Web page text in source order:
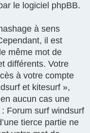
le logiciel phpBB.
à sens
il est
même mot de
différents. Votre
à votre compte
et kitesurf »,
aucun cas une
Forum surf windsurf
tierce partie ne